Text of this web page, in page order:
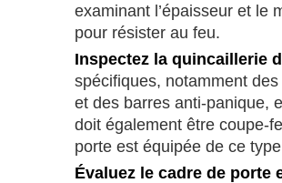
examinant l’épaisseur et le
pour résister au feu.
Inspectez la quincaillerie
spécifiques, notamment
et des barres anti-panique,
doit également être coupe-
porte est équipée de ce
Évaluez le cadre de porte